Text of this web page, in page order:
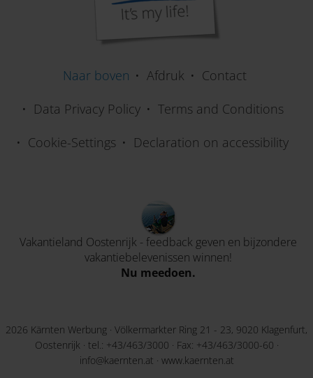
Naar boven Afdruk
Contact
Data Privacy Policy
Terms and Conditions
Cookie-Settings
Declaration on accessibility
Vakantieland Oostenrijk - feedback geven en bijzondere
vakantiebelevenissen winnen!
Nu meedoen.
2026 Kärnten Werbung · Völkermarkter Ring 21 - 23, 9020 Klagenfurt,
Oostenrijk · tel.: +43/463/3000 · Fax: +43/463/3000-60 ·
info@kaernten.at · www.kaernten.at